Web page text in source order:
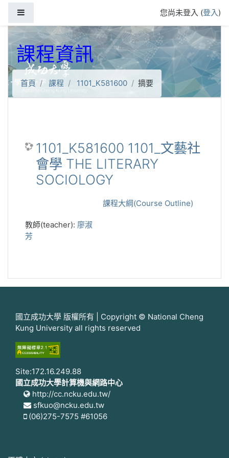
您尚未登入 (登入)
課程資訊
首頁 課程 1101_K581600 摘要
1101_K581600 1101_文藝社
會學 THE LITERARY
SOCIOLOGY
課程大綱(Course Outline)
教師(teacher): 廖淑
芳
國立成功大學 版權所有 | Copyright © National Cheng
Kung University all rights reserved
Site:172.16.249.88
國立成功大學計算機與網路中心
http://cc.ncku.edu.tw/
sfkuo@ncku.edu.tw
(06)275-7575 #61056